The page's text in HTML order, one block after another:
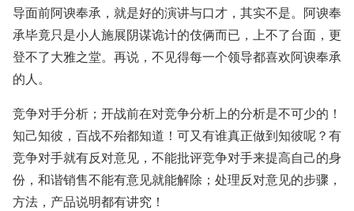
导面前阿谀奉承，就是好的演讲与口才，其实不是。阿谀奉
承毕竟只是小人施展阴谋诡计的伎俩而已，上不了台面，更
登不了大雅之堂。再说，不见得每一个领导都喜欢阿谀奉承
的人。
竞争对手分析；开战前在对竞争分析上的分析是不可少的！
知己知彼，百战不殆都知道！可又有谁真正做到知彼呢？有
竞争对手就有反对意见，不能批评竞争对手来提高自己的身
份，和谐销售不能有意见就能解除；处理反对意见的步骤，
方法，产品说明都有讲究！